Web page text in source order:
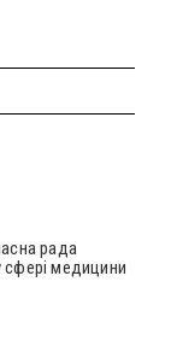
рада
медицини